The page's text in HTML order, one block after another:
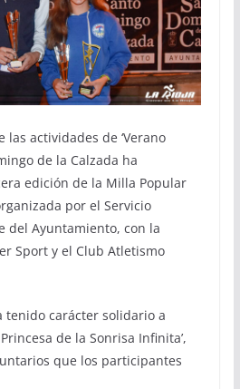
actividades de ‘Verano
de la Calzada ha
edición de la Milla Popular
por el Servicio
del Ayuntamiento, con la
Sport y el Club Atletismo
tenido carácter solidario a
de la Sonrisa Infinita’,
que los participantes